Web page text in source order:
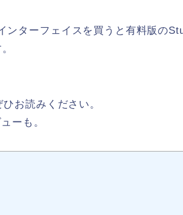
ンターフェイスを買うと有料版の
お読みください。
ーも。